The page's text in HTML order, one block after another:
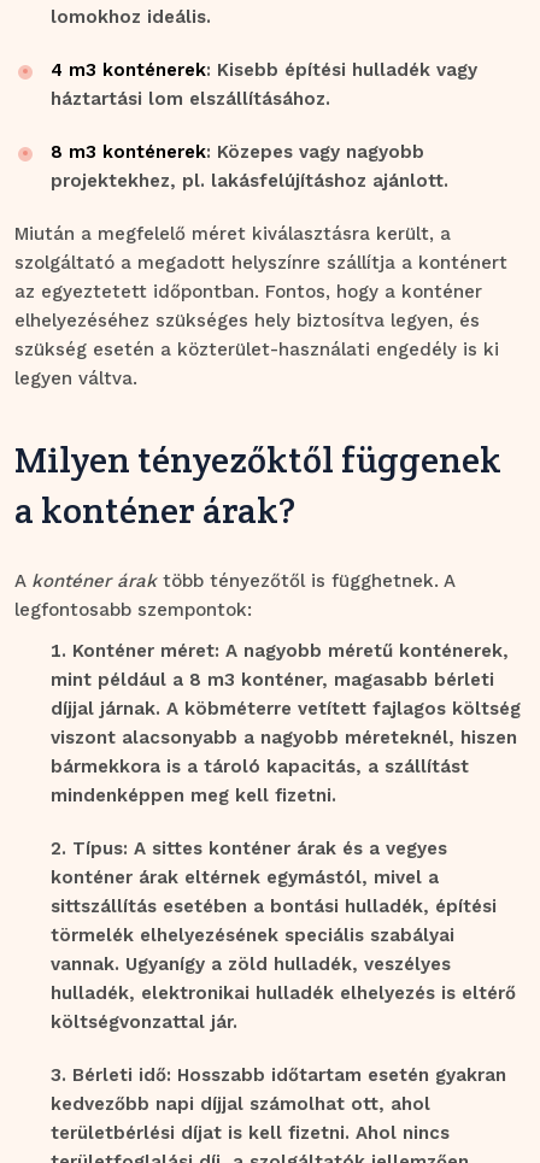
lomokhoz ideális.
4 m3 konténerek: Kisebb építési hulladék vagy
háztartási lom elszállításához.
8 m3 konténerek: Közepes vagy nagyobb
projektekhez, pl. lakásfelújításhoz ajánlott.
Miután a megfelelő méret kiválasztásra került, a
szolgáltató a megadott helyszínre szállítja a konténert
az egyeztetett időpontban. Fontos, hogy a konténer
elhelyezéséhez szükséges hely biztosítva legyen, és
szükség esetén a közterület-használati engedély is ki
legyen váltva.
Milyen tényezőktől függenek
a konténer árak?
A konténer áraktöbb tényezőtől is függhetnek. A
legfontosabb szempontok:
Konténer méret: A nagyobb méretű konténerek,
mint például a 8 m3 konténer, magasabb bérleti
díjjal járnak. A köbméterre vetített fajlagos költség
viszont alacsonyabb a nagyobb méreteknél, hiszen
bármekkora is a tároló kapacitás, a szállítást
mindenképpen meg kell fizetni.
Típus: A sittes konténer árak és a vegyes
konténer árak eltérnek egymástól, mivel a
sittszállítás esetében a bontási hulladék, építési
törmelék elhelyezésének speciális szabályai
vannak. Ugyanígy a zöld hulladék, veszélyes
hulladék, elektronikai hulladék elhelyezés is eltérő
költségvonzattal jár.
Bérleti idő: Hosszabb időtartam esetén gyakran
kedvezőbb napi díjjal számolhat ott, ahol
területbérlési díjat is kell fizetni. Ahol nincs